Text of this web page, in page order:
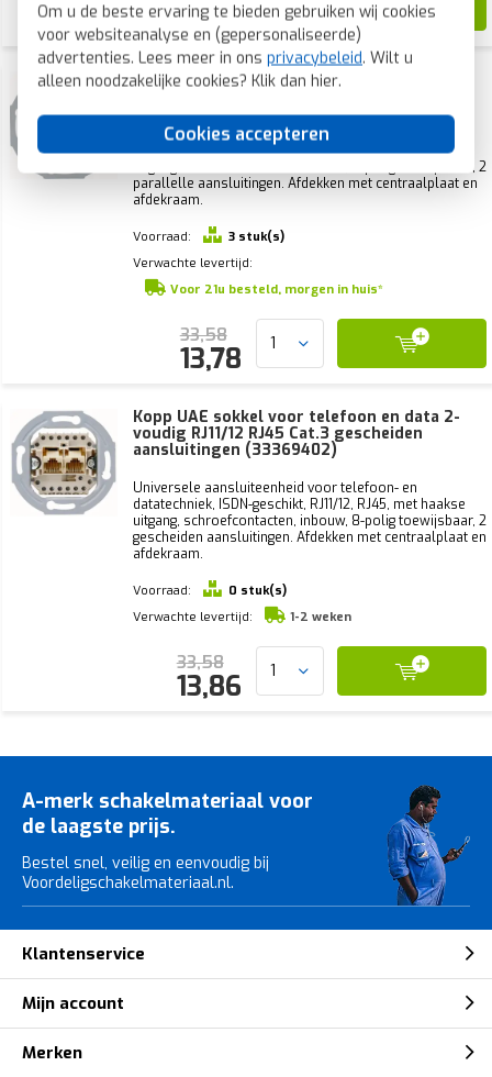
Om u de beste ervaring te bieden gebruiken wij cookies
voor websiteanalyse en (gepersonaliseerde)
advertenties. Lees meer in ons privacybeleid. Wilt u
alleen noodzakelijke cookies? Klik dan hier.
Cookies accepteren
18,80
Kopp UAE sokkel voor telefoon en data 2-
voudig RJ11/12 RJ45 (33369401)
Universele aansluiteenheid voor telefoon- en
datatechniek, ISDN-geschikt, RJ11/12, RJ45, met haakse
uitgang, schroefcontacten, inbouw, 8-polig toewijsbaar, 2
parallelle aansluitingen. Afdekken met centraalplaat en
afdekraam.
Voorraad:
3 stuk(s)
Verwachte levertijd:
Voor 21u besteld, morgen in huis*
33,58
13,78
Kopp UAE sokkel voor telefoon en data 2-
voudig RJ11/12 RJ45 Cat.3 gescheiden
aansluitingen (33369402)
Universele aansluiteenheid voor telefoon- en
datatechniek, ISDN-geschikt, RJ11/12, RJ45, met haakse
uitgang, schroefcontacten, inbouw, 8-polig toewijsbaar, 2
gescheiden aansluitingen. Afdekken met centraalplaat en
afdekraam.
Voorraad:
0 stuk(s)
Verwachte levertijd:
1-2 weken
33,58
13,86
A-merk schakelmateriaal voor
de laagste prijs.
Bestel snel, veilig en eenvoudig bij
Voordeligschakelmateriaal.nl.
Klantenservice
Mijn account
Merken